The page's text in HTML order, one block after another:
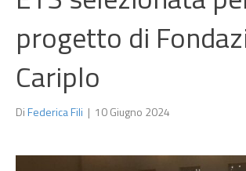
progetto di
Cariplo
DiFederica Fili | 10 Giugno 2024